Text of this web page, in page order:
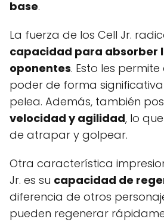
base.
La fuerza de los Cell Jr.
capacidad para absorber
oponentes. Esto les
poder de forma
pelea. Además, también
velocidad y agilidad, lo
de atrapar y golpear.
Otra característica
Jr. es su capacidad de
diferencia de otros
pueden regenerar